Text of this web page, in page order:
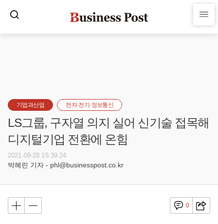
기업과산업 전자·전기·정보통신
LS그룹, 구자열 의지 실어 신기술 접목해
디지털기업 전환에 온힘
2021-09-28 15:39:24
박혜린 기자 - phl@businesspost.co.kr
0